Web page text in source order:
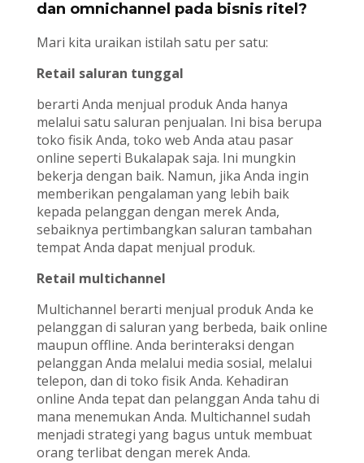
dan omnichannel pada bisnis ritel?
Mari kita uraikan istilah satu per satu:
Retail saluran tunggal
berarti Anda menjual produk Anda hanya
melalui satu saluran penjualan. Ini bisa berupa
toko fisik Anda, toko web Anda atau pasar
online seperti Bukalapak saja. Ini mungkin
bekerja dengan baik. Namun, jika Anda ingin
memberikan pengalaman yang lebih baik
kepada pelanggan dengan merek Anda,
sebaiknya pertimbangkan saluran tambahan
tempat Anda dapat menjual produk.
Retail multichannel
Multichannel berarti menjual produk Anda ke
pelanggan di saluran yang berbeda, baik online
maupun offline. Anda berinteraksi dengan
pelanggan Anda melalui media sosial, melalui
telepon, dan di toko fisik Anda. Kehadiran
online Anda tepat dan pelanggan Anda tahu di
mana menemukan Anda. Multichannel sudah
menjadi strategi yang bagus untuk membuat
orang terlibat dengan merek Anda.